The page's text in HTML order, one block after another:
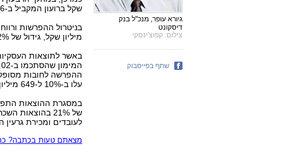
שקל ברועון המקביל ב-2006.
מיליון שקל, גידול של 62% בהשוואה ל-163 מיליון שקל ברבעון ב-2006.
ההפרשה לחובות
עלו ב-10% ל-649 מיליון שקל.
לעובדים ומכירת גרעין
מצאתם טעות בכתבה?
גיורא עופר, מנכ"ל בנק
דיסקונט
צילום: קפוצ'ינסקי
שתף בפייסבוק